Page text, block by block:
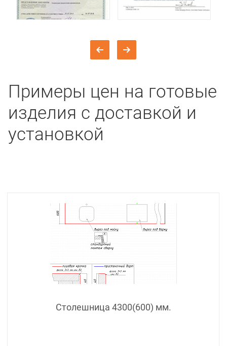
Примеры цен на готовые
изделия с доставкой и
установкой
Столешница 4300(600) мм.